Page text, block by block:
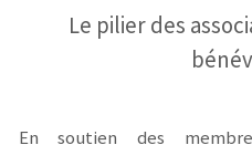
Le pilier des
En soutien des